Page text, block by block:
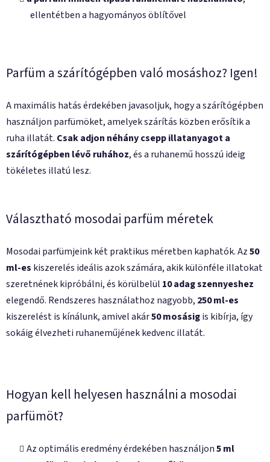
ellentétben a hagyományos öblítővel
Parfüm a szárítógépben való mosáshoz? Igen!
A maximális hatás érdekében javasoljuk, hogy a szárítógépben
használjon parfümöket, amelyek szárítás közben erősítik a
ruha illatát. Csak adjon néhány csepp illatanyagot a
szárítógépben lévő ruhához, és a ruhanemű hosszú ideig
tökéletes illatú lesz.
Választható mosodai parfüm méretek
Mosodai parfümjeink két praktikus méretben kaphatók. Az50
ml-es kiszerelés ideális azok számára, akik különféle illatokat
szeretnének kipróbálni, és körülbelül 10 adag szennyeshez
elegendő. Rendszeres használathoz nagyobb, 250 ml-es
kiszerelést is kínálunk, amivel akár50 mosásigis kibírja, így
sokáig élvezheti ruhaneműjének kedvenc illatát.
Hogyan kell helyesen használni a mosodai
parfümöt?
Az optimális eredmény érdekében használjon5 ml